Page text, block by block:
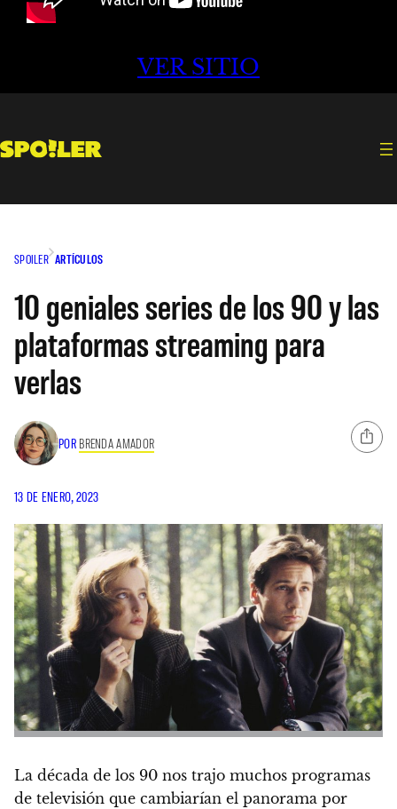
VER SITIO
SPOILER ARTÍCULOS
10 geniales series de los 90 y las
plataformas streaming para
verlas
POR BRENDA AMADOR
13 DE ENERO, 2023
La década de los 90 nos trajo muchos programas
de televisión que cambiarían el panorama por